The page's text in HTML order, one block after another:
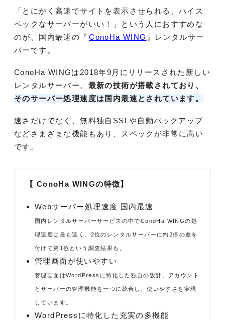
「とにかく高速でサイトを表示させられる、ハイス
ペックなサーバーがいい！」という人におすすめな
のが、国内最速の『 ConoHa WING 』レンタルサー
バーです。
ConoHa WINGは2018年9月にリリースされた新しい
レンタルサーバー。 最新の技術が搭載されており、
そのサーバー処理速度は国内最速とされています。
速さだけでなく、無料独自SSLや自動バックアップ
などさまざまな機能もあり、スペックが非常に高い
です。
【 ConoHa WINGの特徴】
Webサーバー処理速度 国内最速
国内レンタルサーバーサービスの中でConoHa WINGの処
理速度は最も速く、2位のレンタルサーバーに約2倍の差を
付けて第1位という調査結果も。
管理画面が使いやすい
管理画面はWordPressに特化した独自の設計。アカウント
とサーバーの管理機能を一つに統合し、使いやすさを実現
しています。
WordPressに特化した充実の多機能